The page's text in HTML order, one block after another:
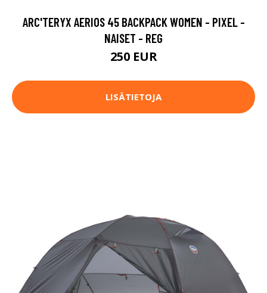
ARC'TERYX AERIOS 45 BACKPACK WOMEN - PIXEL -
NAISET - REG
250 EUR
LISÄTIETOJA